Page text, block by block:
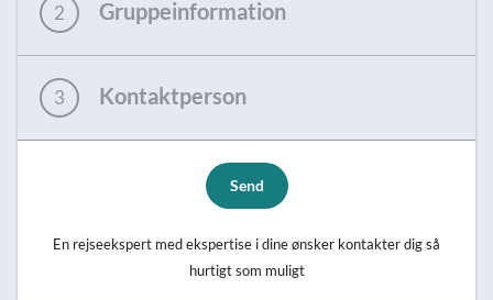
2 Gruppeinformation
3 Kontaktperson
Send
En rejseekspert med ekspertise i dine ønsker kontakter dig så
hurtigt som muligt